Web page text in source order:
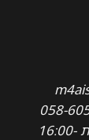
א'-ה' בין השעות 16:00-